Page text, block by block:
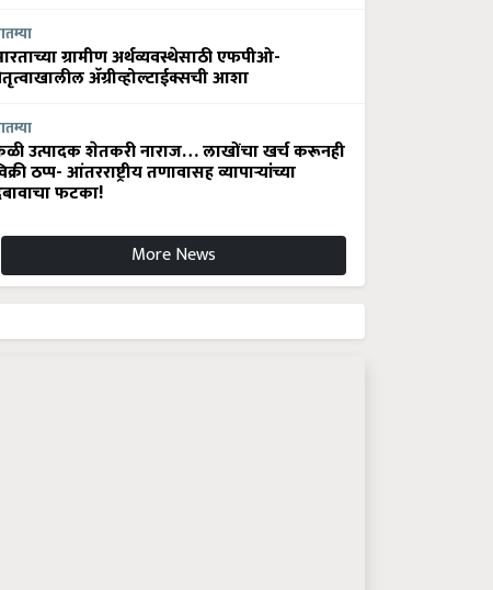
ग्रामीण अर्थव्यवस्थेसाठी एफपीओ-
अ‍ॅग्रीव्होल्टाईक्सची आशा
उत्पादक शेतकरी नाराज… लाखोंचा खर्च करूनही
ठप्प- आंतरराष्ट्रीय तणावासह व्यापाऱ्यांच्या
फटका!
More News